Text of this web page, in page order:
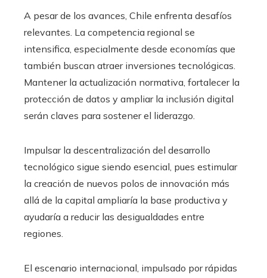
A pesar de los avances, Chile enfrenta desafíos
relevantes. La competencia regional se
intensifica, especialmente desde economías que
también buscan atraer inversiones tecnológicas.
Mantener la actualización normativa, fortalecer la
protección de datos y ampliar la inclusión digital
serán claves para sostener el liderazgo.
Impulsar la descentralización del desarrollo
tecnológico sigue siendo esencial, pues estimular
la creación de nuevos polos de innovación más
allá de la capital ampliaría la base productiva y
ayudaría a reducir las desigualdades entre
regiones.
El escenario internacional, impulsado por rápidas